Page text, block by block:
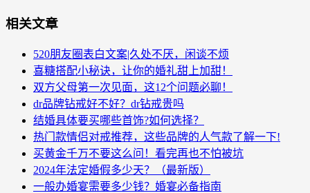
相关文章
520朋友圈表白文案|久处不厌，闲谈不烦
喜糖搭配小秘诀，让你的婚礼甜上加甜！
双方父母第一次见面，这12个问题必聊！
dr品牌钻戒好不好？dr钻戒贵吗
结婚具体要买哪些首饰?如何选择？
热门款情侣对戒推荐，这些品牌的人气款了解一下!
买黄金千万不要这么问！看完再也不怕被坑
2024年法定婚假多少天？（最新版）
一般办婚宴需要多少钱？婚宴必备指南